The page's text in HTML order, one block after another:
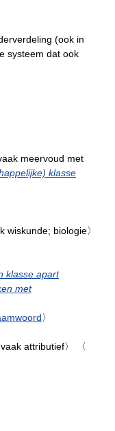
(ook in
systeem dat ook
meervoud met
klasse
wiskunde; biologie〉
klasse apart
met
〉
attributief〉
〈